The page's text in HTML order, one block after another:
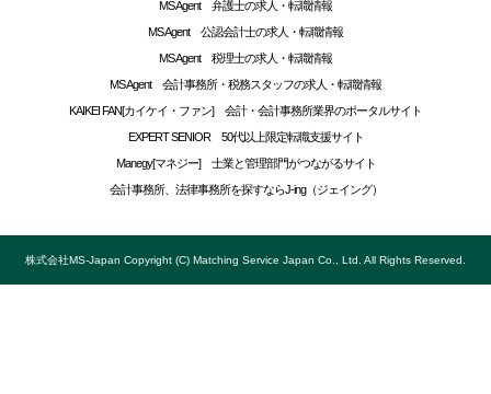
MS Agent 弁護士の求人・転職情報
MS Agent 公認会計士の求人・転職情報
MS Agent 税理士の求人・転職情報
MS Agent 会計事務所・税務スタッフの求人・転職情報
KAIKEI FAN[カイケイ・ファン] 会計・会計事務所業界のポータルサイト
EXPERT SENIOR 50代以上限定転職支援サイト
Manegy[マネジー] 士業と管理部門がつながるサイト
会計事務所、法律事務所を探すならJ-ing（ジェイング）
株式会社MS-Japan Copyright (C) Matching Service Japan Co., Ltd. All Rights Reserved.